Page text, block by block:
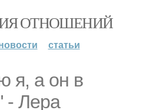
ОТНОШЕНИЙ
статьи
я, а он в
- Лера